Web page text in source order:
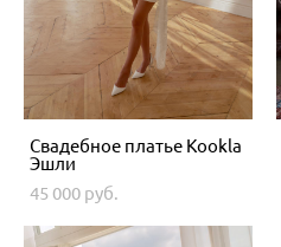
Свадебное платье Kookla
Эшли
45 000 pуб.